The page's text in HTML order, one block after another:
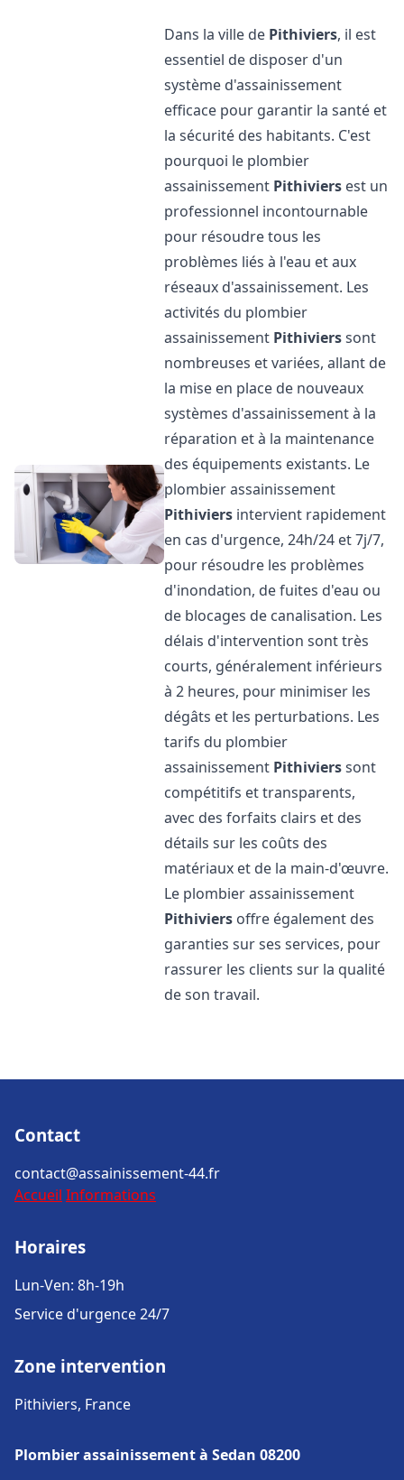
Dans la ville de Pithiviers, il est
essentiel de disposer d'un
système d'assainissement
efficace pour garantir la santé et
la sécurité des habitants. C'est
pourquoi le plombier
assainissement Pithiviers est un
professionnel incontournable
pour résoudre tous les
problèmes liés à l'eau et aux
réseaux d'assainissement. Les
activités du plombier
assainissement Pithivierssont
nombreuses et variées, allant de
la mise en place de nouveaux
systèmes d'assainissement à la
réparation et à la maintenance
des équipements existants. Le
plombier assainissement
Pithiviers intervient rapidement
en cas d'urgence, 24h/24 et 7j/7,
pour résoudre les problèmes
d'inondation, de fuites d'eau ou
de blocages de canalisation. Les
délais d'intervention sont très
courts, généralement inférieurs
à 2 heures, pour minimiser les
dégâts et les perturbations. Les
tarifs du plombier
assainissement Pithivierssont
compétitifs et transparents,
avec des forfaits clairs et des
détails sur les coûts des
matériaux et de la main-d'œuvre.
Le plombier assainissement
Pithiviers offre également des
garanties sur ses services, pour
rassurer les clients sur la qualité
de son travail.
Contact
contact@assainissement-44.fr
Accueil Informations
Horaires
Lun-Ven: 8h-19h
Service d'urgence 24/7
Zone intervention
Pithiviers, France
Plombier assainissement à Sedan 08200